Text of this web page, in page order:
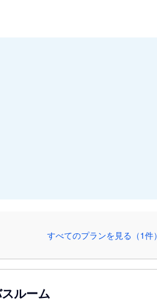
すべてのプランを見る（1件）
ルーム